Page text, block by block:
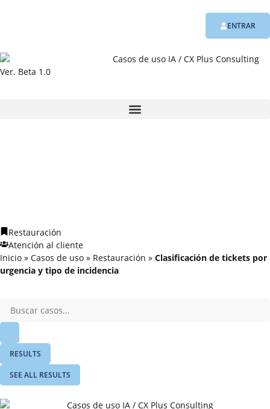
ENTRAR
Ver. Beta 1.0
Restauración
Atención al cliente
Inicio » Casos de uso » Restauración » Clasificación de tickets por
urgencia y tipo de incidencia
RESULTS
SEE ALL RESULTS